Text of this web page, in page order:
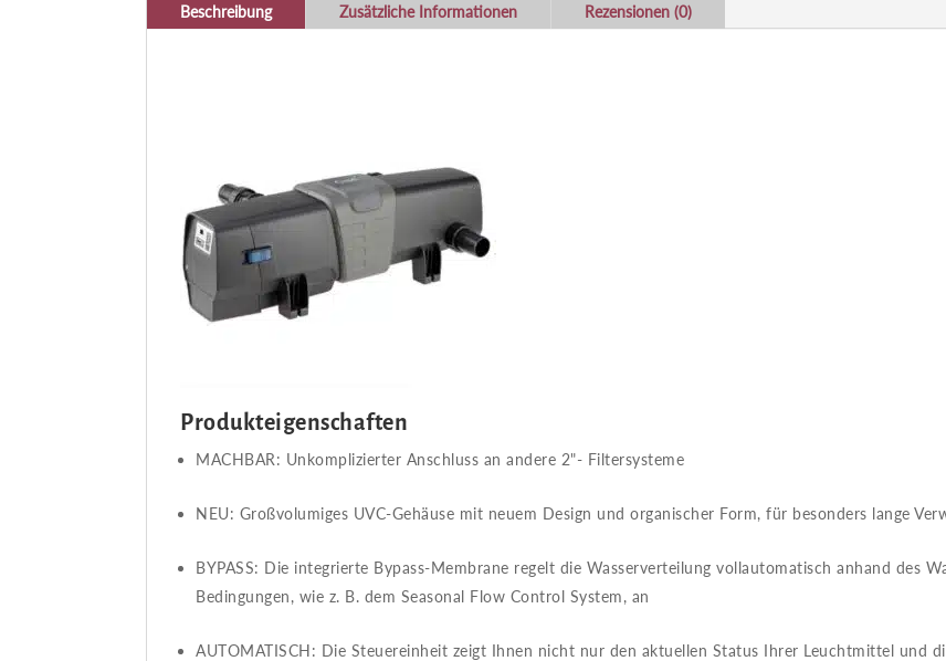
Beschreibung Zusätzliche Informationen Rezensionen (0)
Produkteigenschaften
MACHBAR​​: Unkomplizierter Anschluss an andere 2"- Filtersysteme
NEU​​: Großvolumiges UVC-Gehäuse mit neuem Design und organischer Form, für besonders lange
BYPASS​​: Die integrierte Bypass-Membrane regelt die Wasserverteilung vollautomatisch anhand des
Bedingungen, wie z. B. dem Seasonal Flow Control System, an
AUTOMATISCH​​: Die Steuereinheit zeigt Ihnen nicht nur den aktuellen Status Ihrer Leuchtmittel und